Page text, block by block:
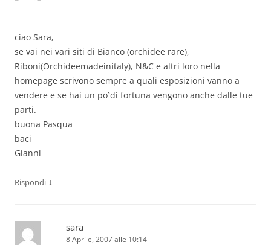
ciao Sara,
se vai nei vari siti di Bianco (orchidee rare),
Riboni(Orchideemadeinitaly), N&C e altri loro nella
homepage scrivono sempre a quali esposizioni vanno a
vendere e se hai un po`di fortuna vengono anche dalle tue
parti.
buona Pasqua
baci
Gianni
Rispondi ↓
sara
8 Aprile, 2007 alle 10:14